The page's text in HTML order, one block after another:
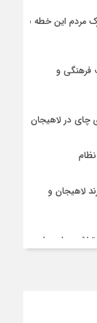
مردم این خطه با
فرهنگی و
چای در لاهیجان
لاهیجان و
برای چای